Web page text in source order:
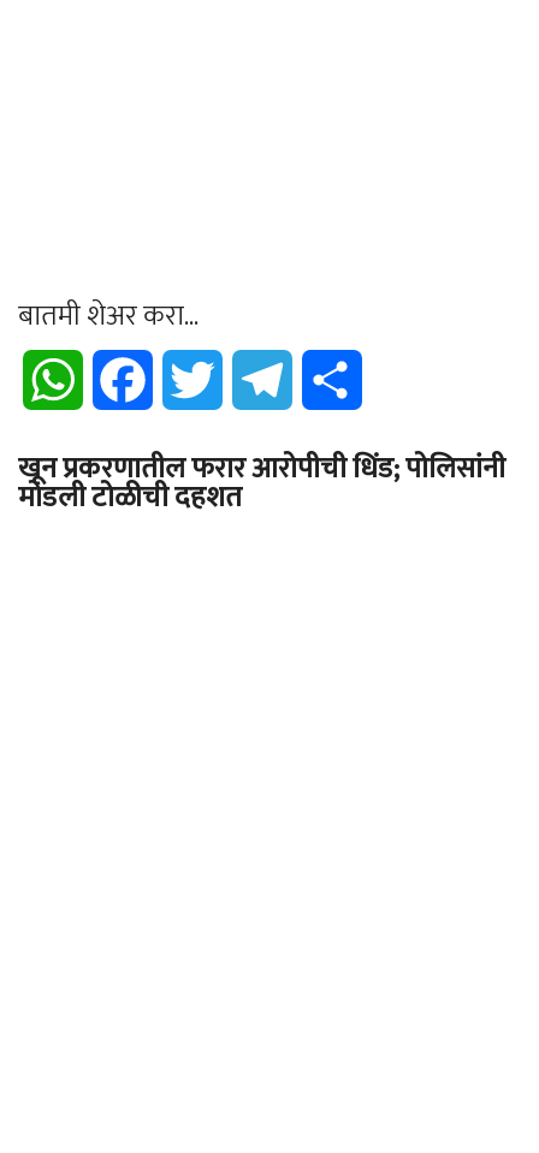
बातमी शेअर करा...
WhatsApp Facebook Twitter Telegram
खून प्रकरणातील फरार आरोपीची धिंड; पोलिसांनी
मोडली टोळीची दहशत